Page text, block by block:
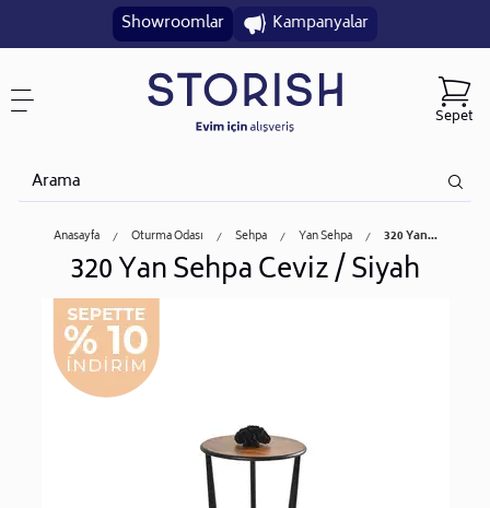
Showroomlar Kampanyalar
Sepet
Anasayfa Oturma Odası Sehpa Yan Sehpa 320 Yan...
320 Yan Sehpa Ceviz / Siyah